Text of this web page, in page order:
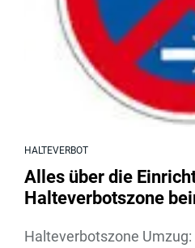
HALTEVERBOT
Alles über die
Halteverbotszone
Halteverbotszone